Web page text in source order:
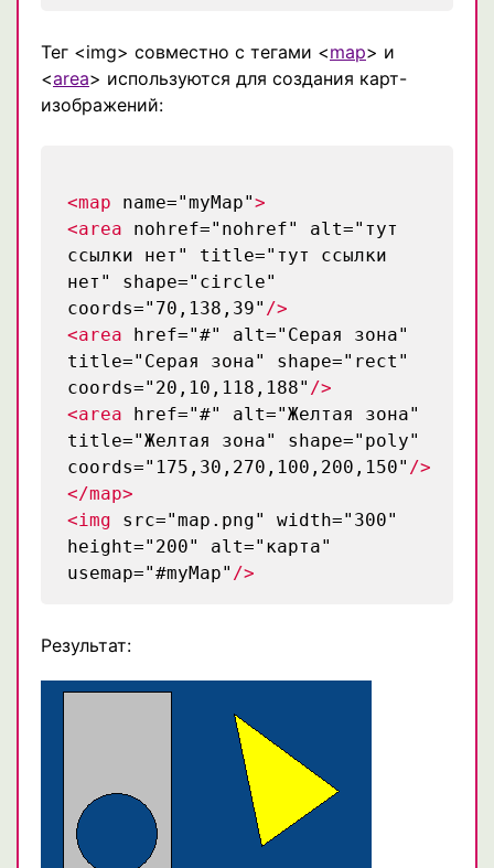
Тег <img> совместно с тегами <map> и
<area> используются для создания карт-
изображений:
<map name="myMap">
<area nohref="nohref" alt="тут
ссылки нет" title="тут ссылки
нет" shape="circle"
coords="70,138,39" />
<area href="#" alt="Серая зона"
title="Серая зона" shape="rect"
coords="20,10,118,188" />
<area href="#" alt="Желтая зона"
title="Желтая зона" shape="poly"
coords="175,30,270,100,200,150" />
</map>
<img src="map.png" width="300"
height="200" alt="карта"
usemap="#myMap" />
Результат: